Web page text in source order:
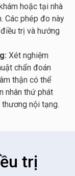
hoặc tại nhà
Các phép đo này
trị và hướng
Xét nghiệm
chẩn đoán
thận có thể
nhân thứ phát
nội tạng.
trị